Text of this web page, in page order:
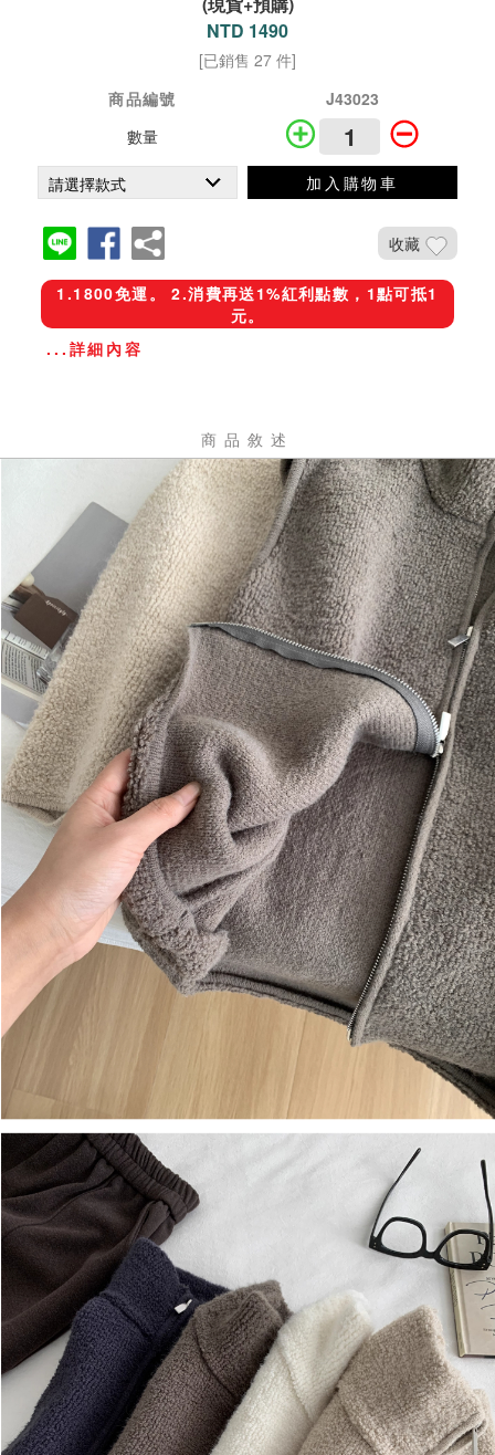
NTD 1490
[已銷售 27 件]
商品編號
J43023
數量
加入購物車
收藏
1.1800免運。 2.消費再送1%紅利點數，1點可抵1
元。
...詳細內容
商品敘述